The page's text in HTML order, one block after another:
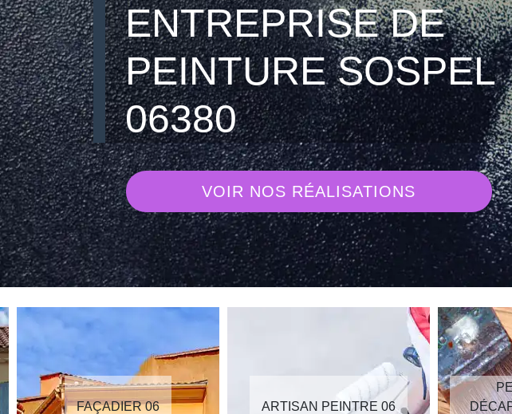
ENTREPRISE DE
PEINTURE SOSPEL
06380
VOIR NOS RÉALISATIONS
FAÇADIER 06 ARTISAN PEINTRE 06